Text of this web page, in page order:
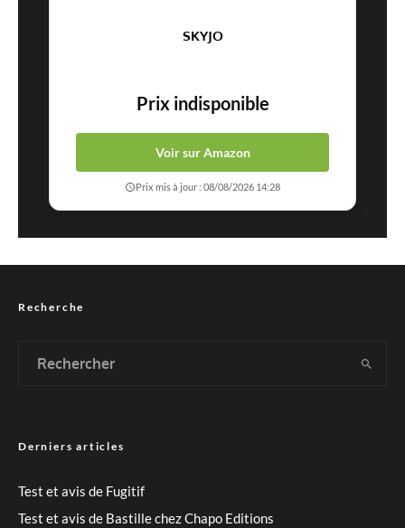
SKYJO
Prix indisponible
Voir sur Amazon
Prix mis à jour : 08/08/2026 14:28
Recherche
Derniers articles
Test et avis de Fugitif
Test et avis de Bastille chez Chapo Editions